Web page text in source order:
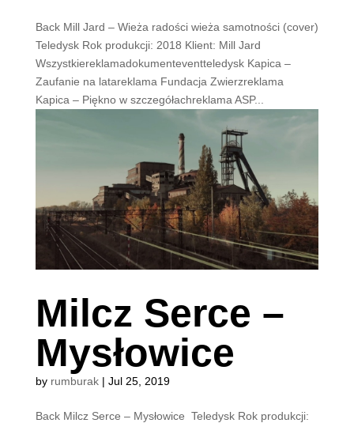
Back Mill Jard – Wieża radości wieża samotności (cover)
Teledysk Rok produkcji: 2018 Klient: Mill Jard
Wszystkiereklamadokumenteventteledysk Kapica –
Zaufanie na latareklama Fundacja Zwierzreklama
Kapica – Piękno w szczegółachreklama ASP...
Milcz Serce –
Mysłowice
by rumburak| Jul 25, 2019
Back Milcz Serce – Mysłowice Teledysk Rok produkcji: